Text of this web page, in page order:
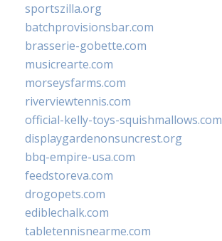
sportszilla.org
batchprovisionsbar.com
brasserie-gobette.com
musicrearte.com
morseysfarms.com
riverviewtennis.com
official-kelly-toys-squishmallows.com
displaygardenonsuncrest.org
bbq-empire-usa.com
feedstoreva.com
drogopets.com
ediblechalk.com
tabletennisnearme.com